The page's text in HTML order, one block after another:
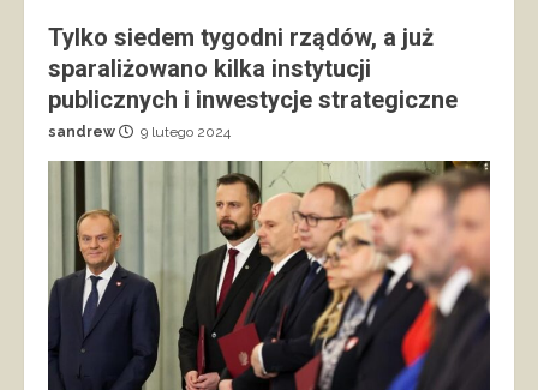
Tylko siedem tygodni rządów, a już
sparaliżowano kilka instytucji
publicznych i inwestycje strategiczne
sandrew 9 lutego 2024